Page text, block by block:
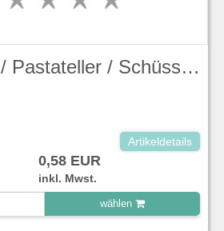
Coupe Teller / Pastateller / Schüssel (handmade), 24,8 cm, Evolve, Peppercorn Grey Stonecast - Churchill
Artikeldetails
0,58 EUR
inkl. Mwst.
wählen